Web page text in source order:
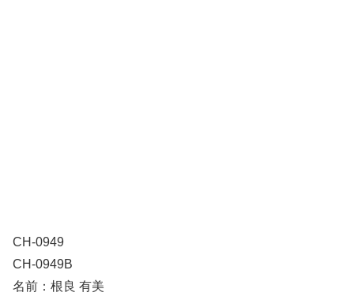
CH-0949
CH-0949B
名前：根良 有美